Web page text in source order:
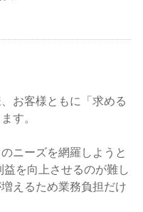
お客様ともに「求める
す。
ニーズを網羅しようと
を向上させるのが難し
えるため業務負担だけ